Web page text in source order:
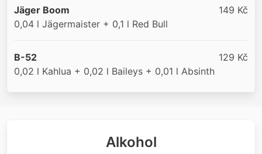
Jäger Boom
149 Kč
0,04 l Jägermaister + 0,1 l Red Bull
B-52
129 Kč
0,02 l Kahlua + 0,02 l Baileys + 0,01 l Absinth
Alkohol